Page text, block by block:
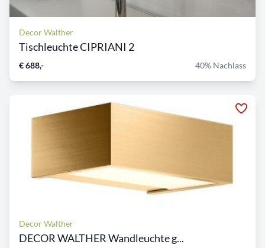
Decor Walther
Tischleuchte CIPRIANI 2
€ 688,- 40% Nachlass
Decor Walther
DECOR WALTHER Wandleuchte g...